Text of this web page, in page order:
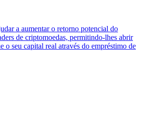
a aumentar o retorno potencial do
de criptomoedas, permitindo-lhes abrir
o seu capital real através do empréstimo de